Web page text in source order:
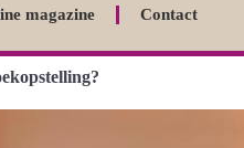
magazine Contact